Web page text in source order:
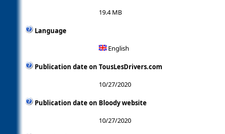
19.4 MB
Language
English
Publication date on TousLesDrivers.com
10/27/2020
Publication date on Bloody website
10/27/2020